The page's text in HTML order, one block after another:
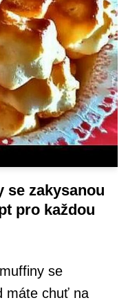
se zakysanou
pro každou
se
máte chuť na